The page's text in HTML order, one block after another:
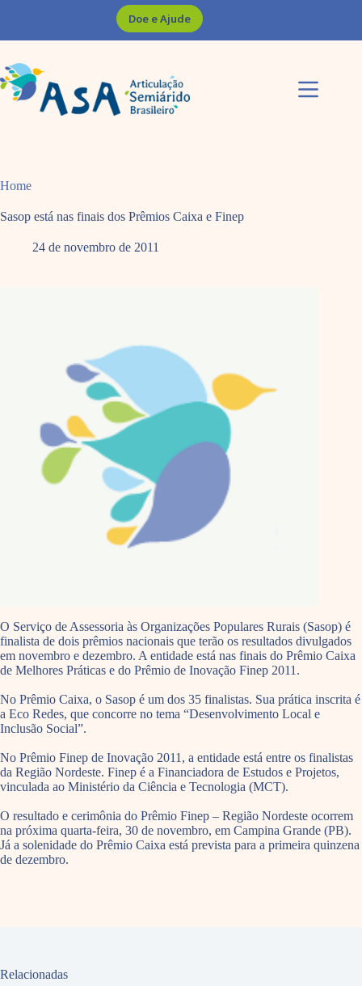
Doe e Ajude
Home
Sasop está nas finais dos Prêmios Caixa e Finep
24 de novembro de 2011
O Serviço de Assessoria às Organizações Populares Rurais (Sasop) é
finalista de dois prêmios nacionais que terão os resultados divulgados
em novembro e dezembro. A entidade está nas finais do Prêmio Caixa
de Melhores Práticas e do Prêmio de Inovação Finep 2011.
No Prêmio Caixa, o Sasop é um dos 35 finalistas. Sua prática inscrita é
a Eco Redes, que concorre no tema “Desenvolvimento Local e
Inclusão Social”.
No Prêmio Finep de Inovação 2011, a entidade está entre os finalistas
da Região Nordeste. Finep é a Financiadora de Estudos e Projetos,
vinculada ao Ministério da Ciência e Tecnologia (MCT).
O resultado e cerimônia do Prêmio Finep – Região Nordeste ocorrem
na próxima quarta-feira, 30 de novembro, em Campina Grande (PB).
Já a solenidade do Prêmio Caixa está prevista para a primeira quinzena
de dezembro.
Relacionadas